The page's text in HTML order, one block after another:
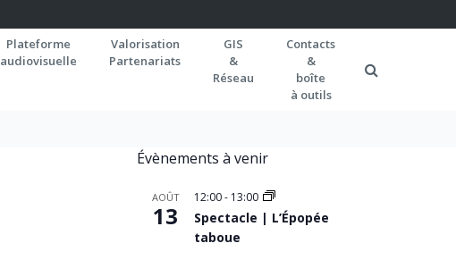
Plateforme
audiovisuelle
Valorisation
Partenariats
GIS
&
Réseau
Contacts
&
boîte
à outils
Évènements à venir
AOÛT
13
12:00- 13:00
Spectacle | L’Épopée
taboue